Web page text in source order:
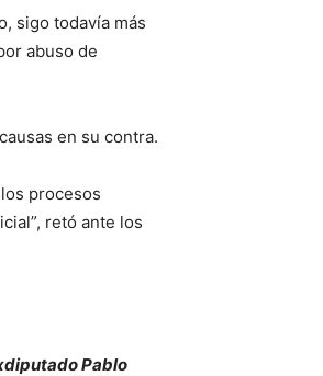
sigo todavía más
abuso de
en su contra.
procesos
retó ante los
Pablo